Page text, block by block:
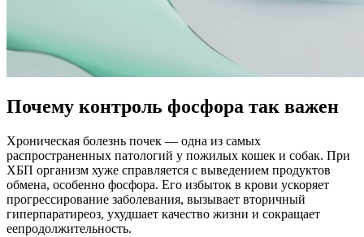
Почему контроль фосфора так важен
Хроническая болезнь почек — одна из самых
распространенных патологий у пожилых кошек и собак. При
ХБП организм хуже справляется с выведением продуктов
обмена, особенно фосфора. Его избыток в крови ускоряет
прогрессирование заболевания, вызывает вторичный
гиперпаратиреоз, ухудшает качество жизни и сокращает
еепродолжительность.